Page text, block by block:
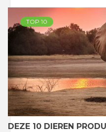
TOP 10
DEZE 10 DIEREN